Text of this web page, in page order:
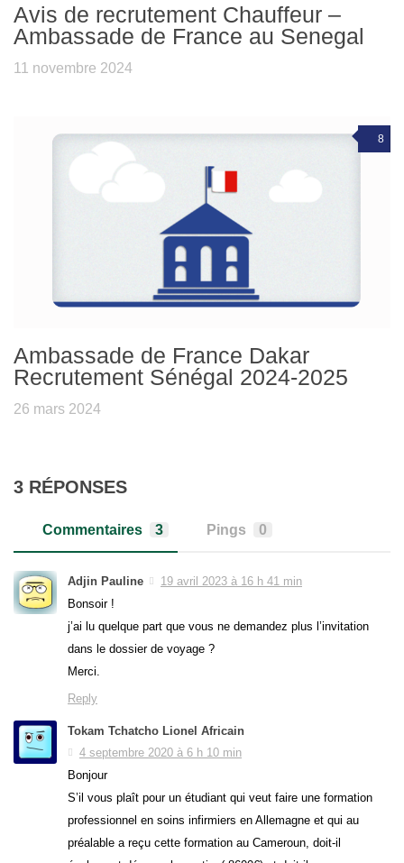
Avis de recrutement Chauffeur –
Ambassade de France au Senegal
11 novembre 2024
8
Ambassade de France Dakar
Recrutement Sénégal 2024-2025
26 mars 2024
3 RÉPONSES
Commentaires 3 Pings 0
Adjin Pauline
19 avril 2023 à 16 h 41 min
Bonsoir !
j’ai lu quelque part que vous ne demandez plus l’invitation
dans le dossier de voyage ?
Merci.
Reply
Tokam Tchatcho Lionel Africain
4 septembre 2020 à 6 h 10 min
Bonjour
S’il vous plaît pour un étudiant qui veut faire une formation
professionnel en soins infirmiers en Allemagne et qui au
préalable a reçu cette formation au Cameroun, doit-il